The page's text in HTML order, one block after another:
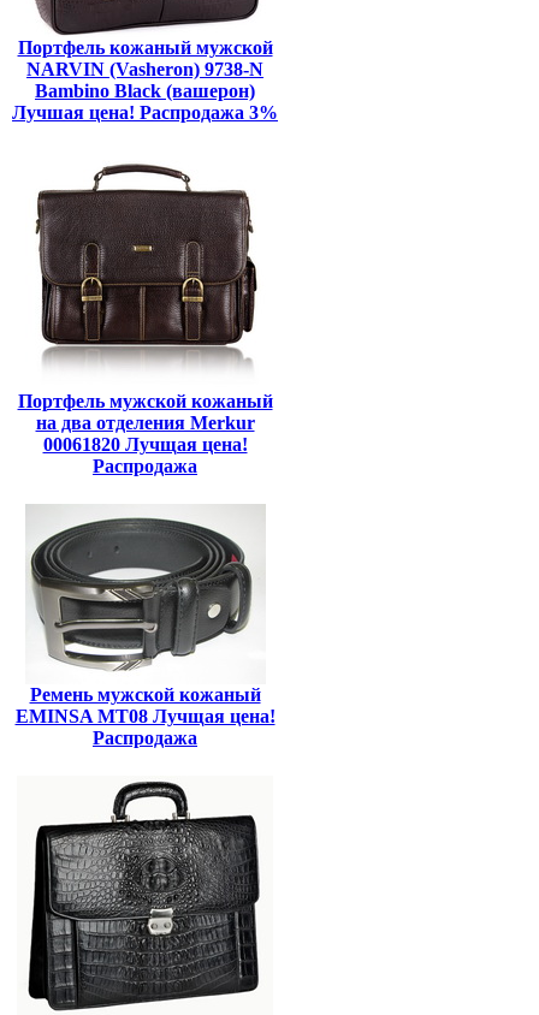
Портфель кожаный мужской
NARVIN (Vasheron) 9738-N
Bambino Black (вашерон)
Лучшая цена! Распродажа 3%
Портфель мужской кожаный
на два отделения Merkur
00061820 Лучщая цена!
Распродажа
Ремень мужской кожаный
EMINSA MT08 Лучщая цена!
Распродажа